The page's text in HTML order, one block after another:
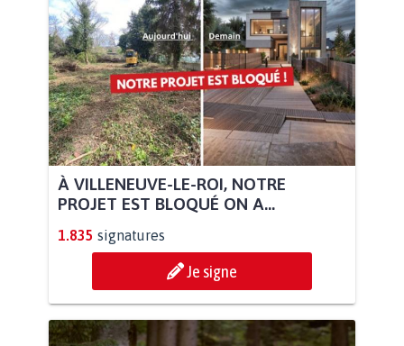
À VILLENEUVE-LE-ROI, NOTRE
PROJET EST BLOQUÉ ON A...
1.835 signatures
Je signe